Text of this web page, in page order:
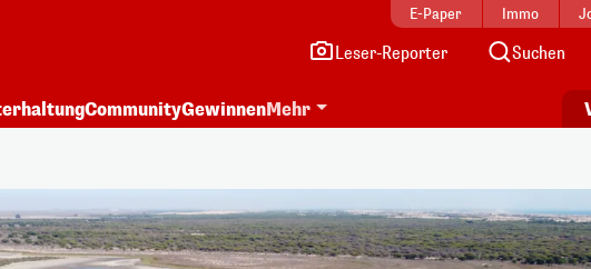
E-Paper Immo
Leser-Reporter Suchen
CommunityGewinnenMehr